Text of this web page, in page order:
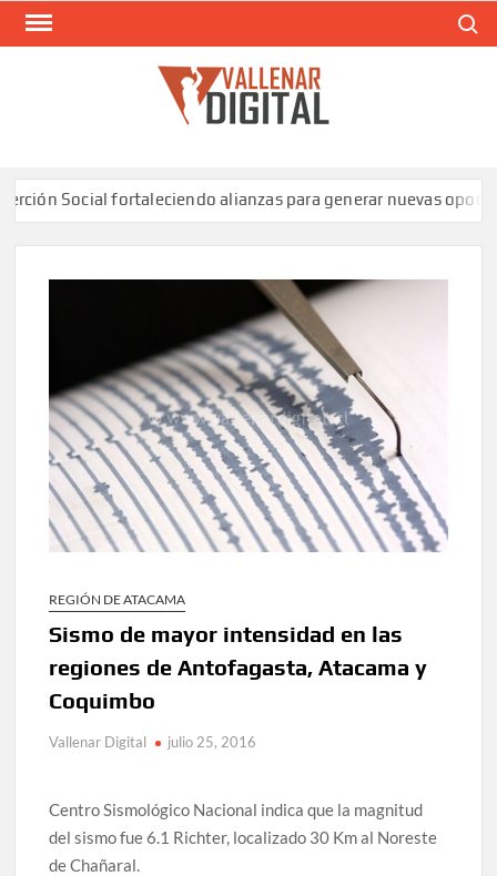
Saltar
Social fortaleciendo alianzas para generar nuevas
REGIÓN DE ATACAMA
Sismo de mayor intensidad en las
regiones de Antofagasta, Atacama y
Coquimbo
Vallenar Digital julio 25, 2016
Centro Sismológico Nacional indica que la magnitud
del sismo fue 6.1 Richter, localizado 30 Km al Noreste
de Chañaral.